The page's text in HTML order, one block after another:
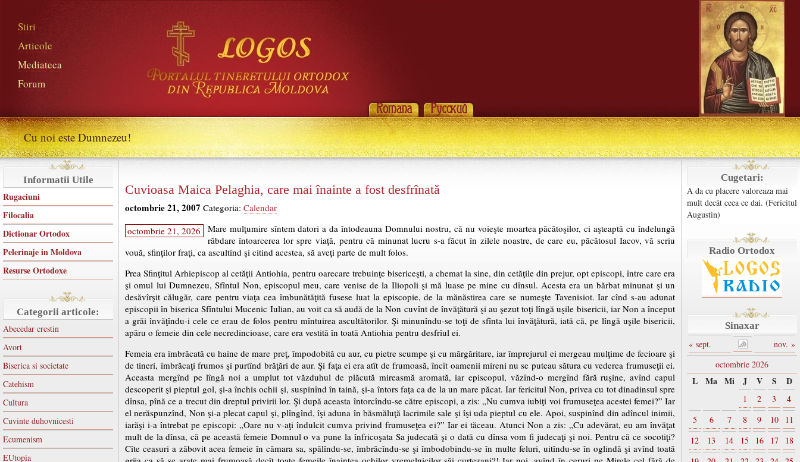
Stiri
Articole
Mediateca
Forum
Cu noi este Dumnezeu!
Informatii Utile
Rugaciuni
Filocalia
Dictionar Ortodox
Pelerinaje in Moldova
Resurse Ortodoxe
Categorii articole:
Abecedar crestin
Avort
Biserica si societate
Catehism
Cultura
Cuvinte duhovnicesti
Ecumenism
EUtopia
Cugetari:
A da cu placere valoreaza mai
mult decât ceea ce dai. (Fericitul
Augustin)
Radio Ortodox
Sinaxar
« sept.
nov. »
octombrie 2026
L Ma Mi J V S D
1 2 3
4
5
6 7 8 9 10
11
12
13 14 15 16 17
18
Cuvioasa Maica Pelaghia, care mai înainte a fost desfrînată
octombrie 21, 2007 Categoria: Calendar
octombrie 21, 2026
Mare mulţumire sîntem datori a da întodeauna Domnului nostru, că nu voieşte moartea păcătoşilor, ci aşteaptă cu îndelungă
răbdare întoarcerea lor spre viaţă, pentru că minunat lucru s-a făcut în zilele noastre, de care eu, păcătosul Iacov, vă scriu
vouă, sfinţilor fraţi, ca ascultînd şi citind acestea, să aveţi parte de mult folos.
Prea Sfinţitul Arhiepiscop al cetăţii Antiohia, pentru oarecare trebuinţe bisericeşti, a chemat la sine, din cetăţile din prejur, opt episcopi, între care era
şi omul lui Dumnezeu, Sfîntul Non, episcopul meu, care venise de la Iliopoli şi mă luase pe mine cu dînsul. Acesta era un bărbat minunat şi un
desăvîrşit călugăr, care pentru viaţa cea îmbunătăţită fusese luat la episcopie, de la mănăstirea care se numeşte Tavenisiot. Iar cînd s-au adunat
episcopii în biserica Sfîntului Mucenic Iulian, au voit ca să audă de la Non cuvînt de învăţătură şi au şezut toţi lîngă uşile bisericii, iar Non a început
a grăi învăţîndu-i cele ce erau de folos pentru mîntuirea ascultătorilor. Şi minunîndu-se toţi de sfînta lui învăţătură, iată că, pe lîngă uşile bisericii,
apăru o femeie din cele necredincioase, care era vestită în toată Antiohia pentru desfrîul ei.
Femeia era îmbrăcată cu haine de mare preţ, împodobită cu aur, cu pietre scumpe şi cu mărgăritare, iar împrejurul ei mergeau mulţime de fecioare şi
de tineri, îmbrăcaţi frumos şi purtînd brăţări de aur. Şi faţa ei era atît de frumoasă, încît oamenii mireni nu se puteau sătura cu vederea frumuseţii ei.
Aceasta mergînd pe lîngă noi a umplut tot văzduhul de plăcută mireasmă aromată, iar episcopul, văzînd-o mergînd fără ruşine, avînd capul
descoperit şi pieptul gol, şi-a închis ochii şi, suspinînd în taină, şi-a întors faţa ca de la un mare păcat. Iar fericitul Non, privea cu tot dinadinsul spre
dînsa, pînă ce a trecut din dreptul privirii lor. Şi după aceasta întorcîndu-se către episcopi, a zis: „Nu cumva iubiţi voi frumuseţea acestei femei?” Iar
el nerăspunzînd, Non şi-a plecat capul şi, plîngînd, îşi aduna în băsmăluţă lacrimile sale şi îşi uda pieptul cu ele. Apoi, suspinînd din adîncul inimii,
iarăşi i-a întrebat pe episcopi: „Oare nu v-aţi îndulcit cumva privind frumuseţea ei?” Iar ei tăceau. Atunci Non a zis: „Cu adevărat, eu am învăţat
mult de la dînsa, că pe această femeie Domnul o va pune la înfricoşata Sa judecată şi o dată cu dînsa vom fi judecaţi şi noi. Pentru că ce socotiţi?
Cîte ceasuri a zăbovit acea femeie în cămara sa, spălîndu-se, îmbrăcîndu-se şi îmbodobindu-se în multe feluri, uitîndu-se în oglindă şi avînd toată